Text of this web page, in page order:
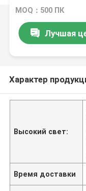
воздухе
MOQ：500 ПК
Лучшая
Характер
Высокий свет:
Время доставки